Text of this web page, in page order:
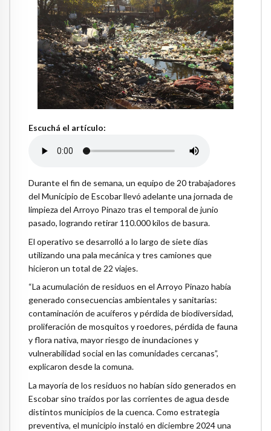
Escuchá el artículo:
Durante el fin de semana, un equipo de 20 trabajadores
del Municipio de Escobar llevó adelante una jornada de
limpieza del Arroyo Pinazo tras el temporal de junio
pasado, logrando retirar 110.000 kilos de basura.
El operativo se desarrolló a lo largo de siete días
utilizando una pala mecánica y tres camiones que
hicieron un total de 22 viajes.
“La acumulación de residuos en el Arroyo Pinazo había
generado consecuencias ambientales y sanitarias:
contaminación de acuíferos y pérdida de biodiversidad,
proliferación de mosquitos y roedores, pérdida de fauna
y flora nativa, mayor riesgo de inundaciones y
vulnerabilidad social en las comunidades cercanas”,
explicaron desde la comuna.
La mayoría de los residuos no habían sido generados en
Escobar sino traídos por las corrientes de agua desde
distintos municipios de la cuenca. Como estrategia
preventiva, el municipio instaló en diciembre 2024 una